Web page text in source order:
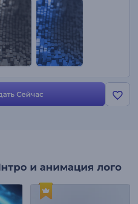
Сейчас
и анимация лого